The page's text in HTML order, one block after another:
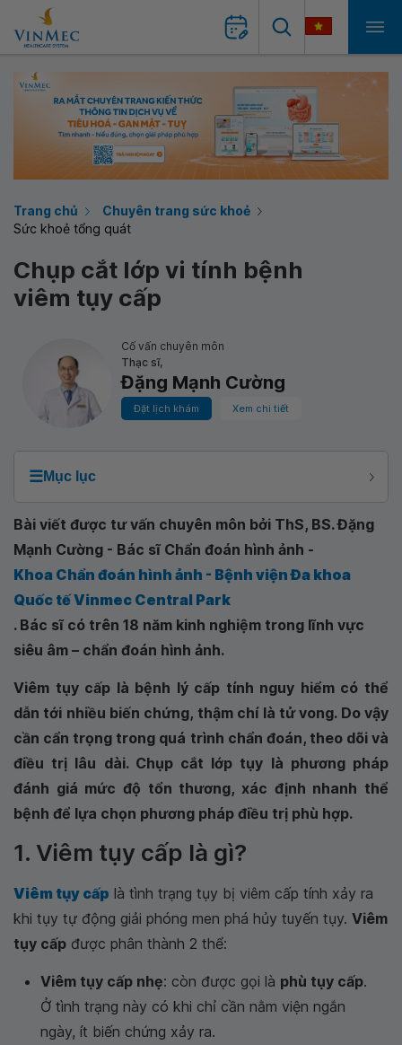
Trang chủ
Chuyên trang sức khoẻ
Sức khoẻ tổng quát
Chụp cắt lớp vi tính bệnh
viêm tụy cấp
Cố vấn chuyên môn
Thạc sĩ,
Đặng Mạnh Cường
Đặt lịch khám Xem chi tiết
☰Mục lục
Bài viết được tư vấn chuyên môn bởi ThS, BS. Đặng
Mạnh Cường - Bác sĩ Chẩn đoán hình ảnh -
Khoa Chẩn đoán hình ảnh - Bệnh viện Đa khoa
Quốc tế Vinmec Central Park
. Bác sĩ có trên 18 năm kinh nghiệm trong lĩnh vực
siêu âm – chẩn đoán hình ảnh.
Viêm tụy cấp là bệnh lý cấp tính nguy hiểm có thể
dẫn tới nhiều biến chứng, thậm chí là tử vong. Do vậy
cần cẩn trọng trong quá trình chẩn đoán, theo dõi và
điều trị lâu dài. Chụp cắt lớp tụy là phương pháp
đánh giá mức độ tổn thương, xác định nhanh thể
bệnh để lựa chọn phương pháp điều trị phù hợp.
1. Viêm tụy cấp là gì?
Viêm tụy cấp là tình trạng tụy bị viêm cấp tính xảy ra
khi tụy tự động giải phóng men phá hủy tuyến tụy. Viêm
tụy cấp được phân thành 2 thể:
Viêm tụy cấp nhẹ: còn được gọi là phù tụy cấp.
Ở tình trạng này có khi chỉ cần nằm viện ngắn
ngày, ít biến chứng xảy ra.